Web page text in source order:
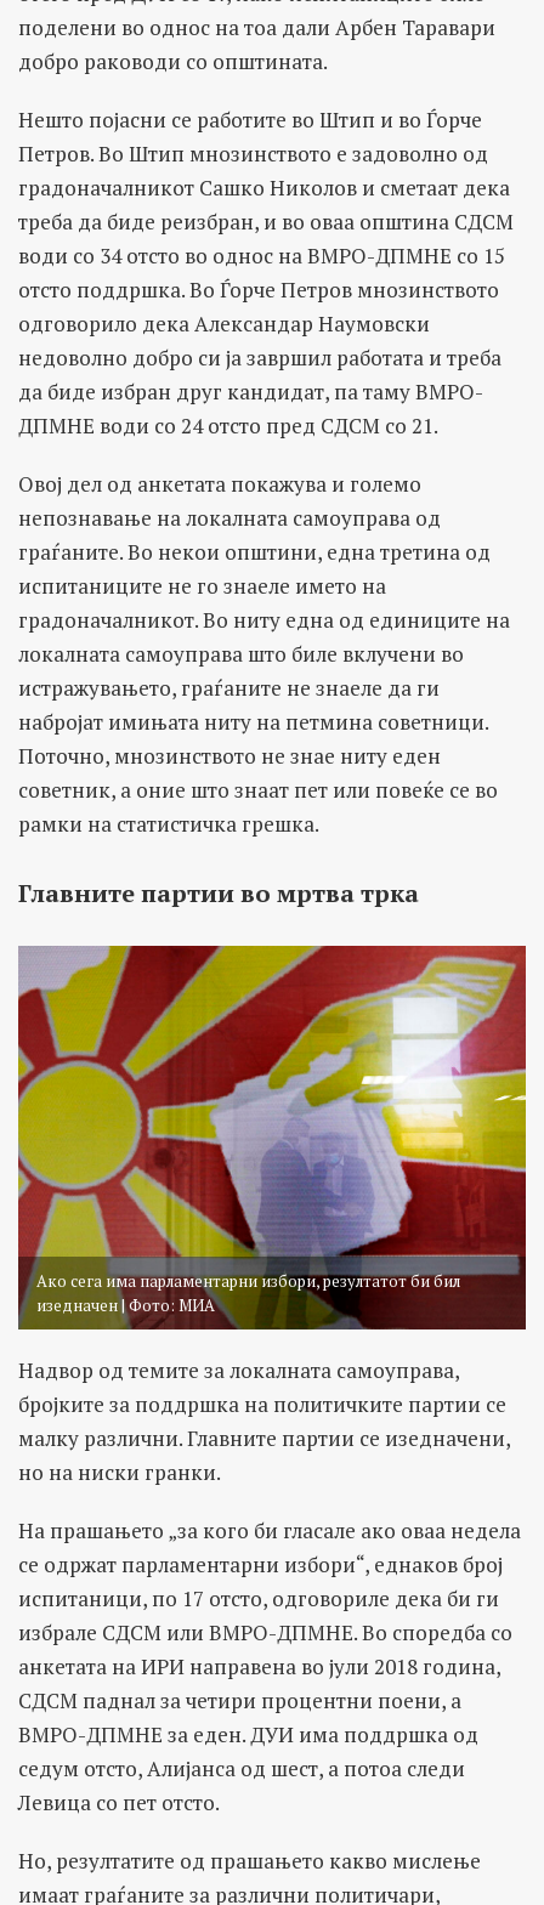
поделени во однос на тоа дали Арбен Таравари
добро раководи со општината.
Нешто појасни се работите во Штип и во Ѓорче
Петров. Во Штип мнозинството е задоволно од
градоначалникот Сашко Николов и сметаат дека
треба да биде реизбран, и во оваа општина СДСМ
води со 34 отсто во однос на ВМРО-ДПМНЕ со 15
отсто поддршка. Во Ѓорче Петров мнозинството
одговорило дека Александар Наумовски
недоволно добро си ја завршил работата и треба
да биде избран друг кандидат, па таму ВМРО-
ДПМНЕ води со 24 отсто пред СДСМ со 21.
Овој дел од анкетата покажува и големо
непознавање на локалната самоуправа од
граѓаните. Во некои општини, една третина од
испитаниците не го знаеле името на
градоначалникот. Во ниту една од единиците на
локалната самоуправа што биле вклучени во
истражувањето, граѓаните не знаеле да ги
набројат имињата ниту на петмина советници.
Поточно, мнозинството не знае ниту еден
советник, а оние што знаат пет или повеќе се во
рамки на статистичка грешка.
Главните партии во мртва трка
Ако сега има парламентарни избори, резултатот би бил
изедначен | Фото: МИА
Надвор од темите за локалната самоуправа,
бројките за поддршка на политичките партии се
малку различни. Главните партии се изедначени,
но на ниски гранки.
На прашањето „за кого би гласале ако оваа недела
се одржат парламентарни избори“, еднаков број
испитаници, по 17 отсто, одговориле дека би ги
избрале СДСМ или ВМРО-ДПМНЕ. Во споредба со
анкетата на ИРИ направена во јули 2018 година,
СДСМ паднал за четири процентни поени, а
ВМРО-ДПМНЕ за еден. ДУИ има поддршка од
седум отсто, Алијанса од шест, а потоа следи
Левица со пет отсто.
Но, резултатите од прашањето какво мислење
имаат граѓаните за различни политичари,